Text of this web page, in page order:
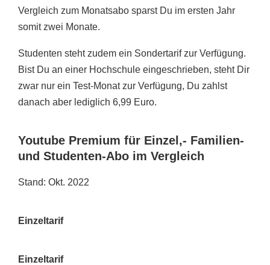
Vergleich zum Monatsabo sparst Du im ersten Jahr
somit zwei Monate.
Studenten steht zudem ein Sondertarif zur Verfügung.
Bist Du an einer Hochschule eingeschrieben, steht Dir
zwar nur ein Test-Monat zur Verfügung, Du zahlst
danach aber lediglich 6,99 Euro.
Youtube Premium für Einzel,- Familien-
und Studenten-Abo im Vergleich
Stand: Okt. 2022
Einzeltarif
Einzeltarif